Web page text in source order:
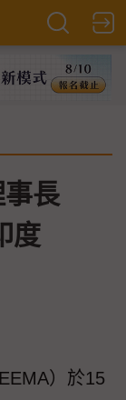
事長
度
）於15